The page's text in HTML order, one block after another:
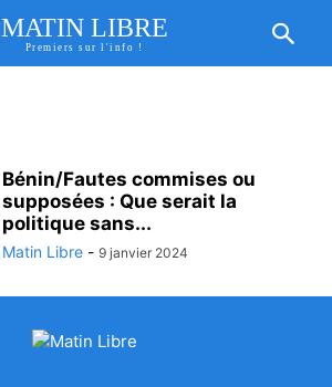
MATIN LIBRE
Premiers sur l'info !
Bénin/Fautes commises ou
supposées : Que serait la
politique sans...
Matin Libre - 9 janvier 2024